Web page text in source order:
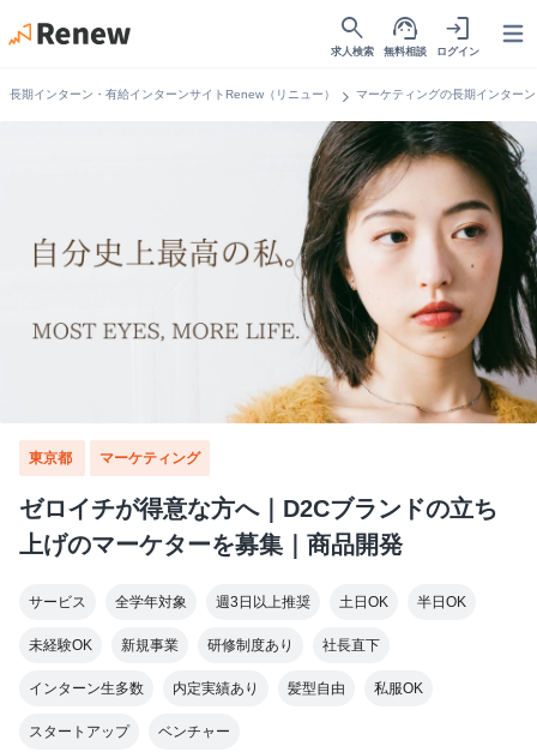
search
求人検索
support_agent
無料相談
login
ログイン
長期インターン・有給インターンサイトRenew（リニュー） chevron_right マーケティングの長期インター
東京都 マーケティング
ゼロイチが得意な方へ｜D2Cブランドの立ち
上げのマーケターを募集｜商品開発
サービス 全学年対象 週3日以上推奨 土日OK 半日OK
未経験OK 新規事業 研修制度あり 社長直下
インターン生多数 内定実績あり 髪型自由 私服OK
スタートアップ ベンチャー